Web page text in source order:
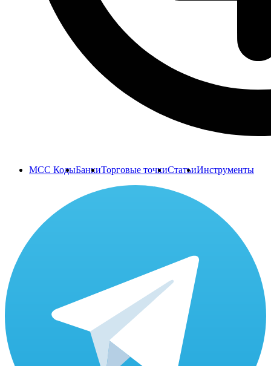
MCC КодыБанкиТорговые точкиСтатьиИнструменты